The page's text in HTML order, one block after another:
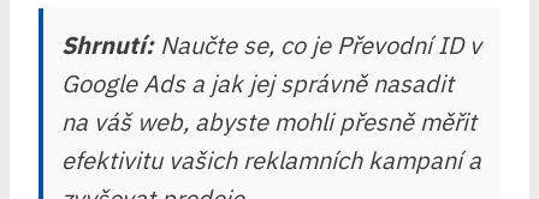
Shrnutí:Naučte se, co je Převodní ID v
Google Ads a jak jej správně nasadit
na váš web, abyste mohli přesně měřit
efektivitu vašich reklamních kampaní a